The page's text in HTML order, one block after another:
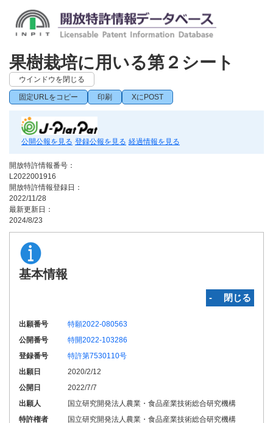
果樹栽培に用いる第２シート
ウインドウを閉じる
固定URLをコピー 印刷 XにPOST
公開公報を見る 登録公報を見る 経過情報を見る
開放特許情報番号：
L2022001916
開放特許情報登録日：
2022/11/28
最新更新日：
2024/8/23
基本情報
‐ 閉じる
出願番号
特願2022-080563
公開番号
特開2022-103286
登録番号
特許第7530110号
出願日
2020/2/12
公開日
2022/7/7
出願人
国立研究開発法人農業・食品産業技術総合研究機構
特許権者
国立研究開発法人農業・食品産業技術総合研究機構